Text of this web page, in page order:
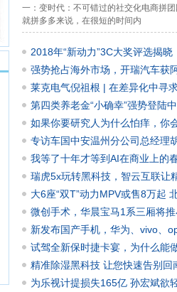
一：变时代：不可错过的社交化电商拼
就拼多多来说，在很短的时间内
2018年“新动力”3C大奖评选揭晓
强势抢占海外市场，开瑞汽车获
莱克电气倪祖根 | 在差异化中寻
第四类养老金“小确幸”强势登陆
如果你要研究人为什么怕痒，你
然科研
专访车国中安温州分公司总经理
我等了十年才等到AI在商业上的
瑞虎5x玩转黑科技，智云互联让
大6座“双T”动力MPV或售8万起
微创手术，华晨宝马1系三厢将
新发布国产手机，华为、vivo、
吗？试驾全新保时捷卡宴，为什么能
精准除湿黑科技 让您快速告别回
为乐视计提损失165亿 孙宏斌欲